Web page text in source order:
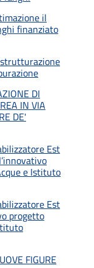
il
finanziato
DI
IN VIA
DE'
Est
e Istituto
Est
progetto
FIGURE